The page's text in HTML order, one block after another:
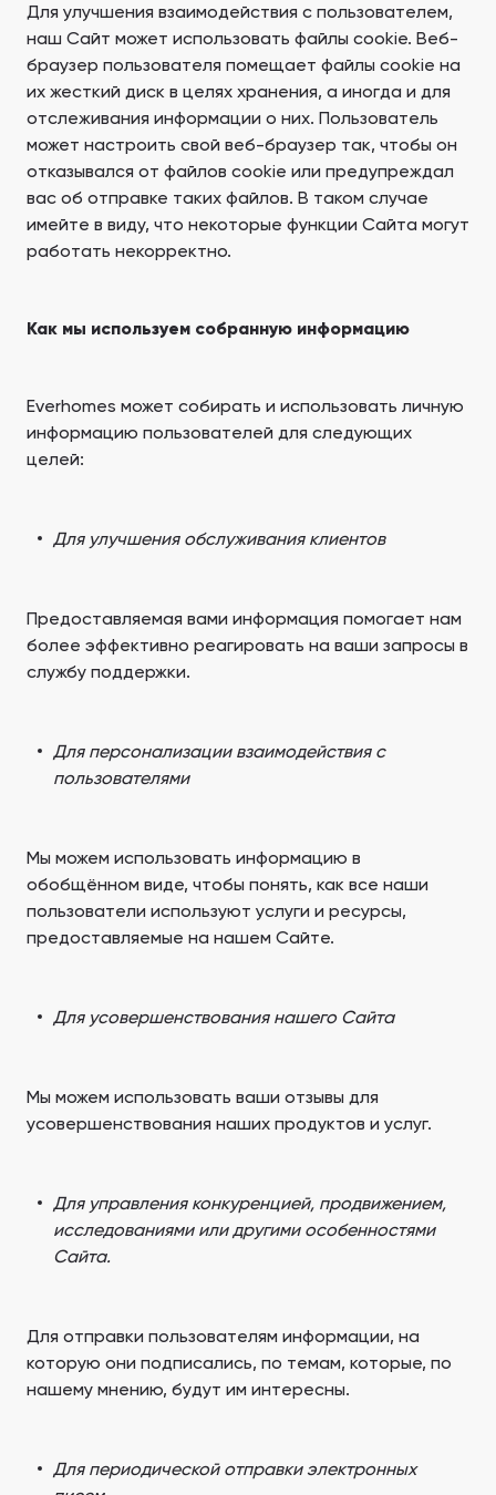
Для улучшения взаимодействия с пользователем,
наш Сайт может использовать файлы cookie. Веб-
браузер пользователя помещает файлы cookie на
их жесткий диск в целях хранения, а иногда и для
отслеживания информации о них. Пользователь
может настроить свой веб-браузер так, чтобы он
отказывался от файлов cookie или предупреждал
вас об отправке таких файлов. В таком случае
имейте в виду, что некоторые функции Сайта могут
работать некорректно.
Как мы используем собранную информацию
Everhomes может собирать и использовать личную
информацию пользователей для следующих
целей:
Для улучшения обслуживания клиентов
Предоставляемая вами информация помогает нам
более эффективно реагировать на ваши запросы в
службу поддержки.
Для персонализации взаимодействия с
пользователями
Мы можем использовать информацию в
обобщённом виде, чтобы понять, как все наши
пользователи используют услуги и ресурсы,
предоставляемые на нашем Сайте.
Для усовершенствования нашего Сайта
Мы можем использовать ваши отзывы для
усовершенствования наших продуктов и услуг.
Для управления конкуренцией, продвижением,
исследованиями или другими особенностями
Сайта.
Для отправки пользователям информации, на
которую они подписались, по темам, которые, по
нашему мнению, будут им интересны.
Для периодической отправки электронных